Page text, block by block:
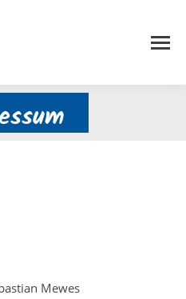
sich hier:
Mewes